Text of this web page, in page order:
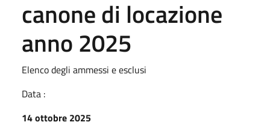
canone di locazione
anno 2025
Elenco degli ammessi e esclusi
Data :
14 ottobre 2025